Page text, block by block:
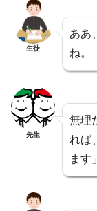
生徒
ああ
ね。
先生
無理
れば
ます